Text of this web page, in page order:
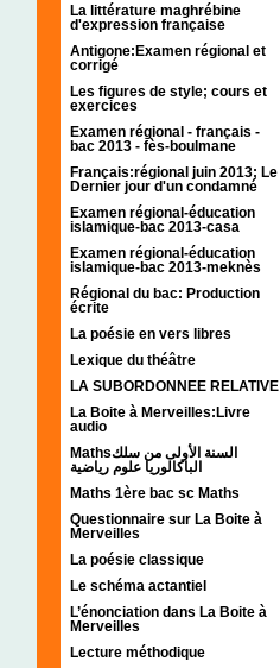
La littérature maghrébine
d'expression française
Antigone:Examen régional et
corrigé
Les figures de style; cours et
exercices
Examen régional - français -
bac 2013 - fès-boulmane
Français:régional juin 2013; Le
Dernier jour d'un condamné
Examen régional-éducation
islamique-bac 2013-casa
Examen régional-éducation
islamique-bac 2013-meknès
Régional du bac: Production
écrite
La poésie en vers libres
Lexique du théâtre
LA SUBORDONNEE RELATIVE
La Boite à Merveilles:Livre
audio
Mathsالسنة الأولى من سلك
الباكالوريا علوم رياضية
Maths 1ère bac sc Maths
Questionnaire sur La Boite à
Merveilles
La poésie classique
Le schéma actantiel
L’énonciation dans La Boite à
Merveilles
Lecture méthodique